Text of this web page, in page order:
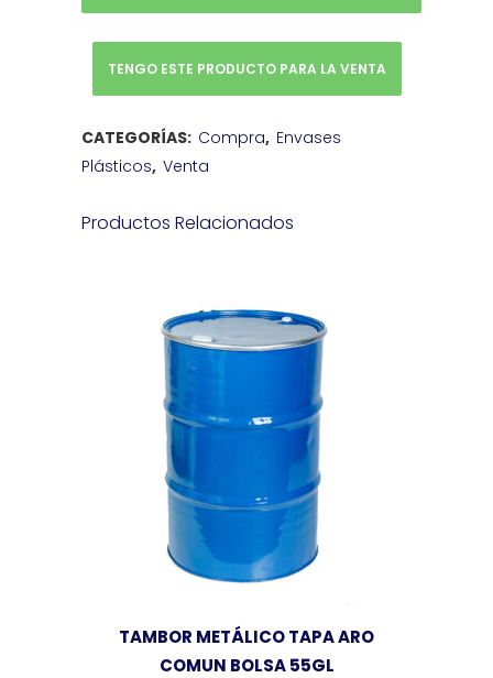
TENGO ESTE PRODUCTO PARA LA VENTA
CATEGORÍAS: Compra, Envases
Plásticos, Venta
Productos Relacionados
TAMBOR METÁLICO TAPA ARO
COMUN BOLSA 55GL